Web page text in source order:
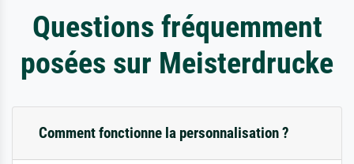
Questions fréquemment
posées sur Meisterdrucke
Comment fonctionne la personnalisation ?